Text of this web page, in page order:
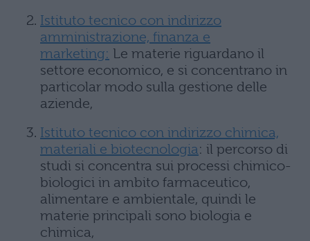
Istituto tecnico con indirizzo
amministrazione, finanza e
marketing: Le materie riguardano il
settore economico, e si concentrano in
particolar modo sulla gestione delle
aziende,
Istituto tecnico con indirizzo chimica,
materiali e biotecnologia: il percorso di
studi si concentra sui processi chimico-
biologici in ambito farmaceutico,
alimentare e ambientale, quindi le
materie principali sono biologia e
chimica,